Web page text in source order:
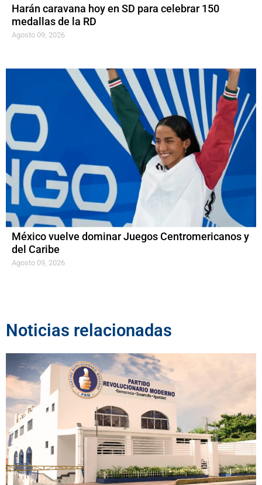
Harán caravana hoy en SD para celebrar 150
medallas de la RD
Agosto 09, 2026
México vuelve dominar Juegos Centromericanos y
del Caribe
Agosto 09, 2026
Noticias relacionadas